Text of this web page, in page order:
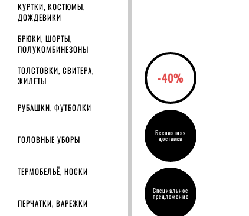
КУРТКИ, КОСТЮМЫ,
ДОЖДЕВИКИ
БРЮКИ, ШОРТЫ,
ПОЛУКОМБИНЕЗОНЫ
ТОЛСТОВКИ, СВИТЕРА,
ЖИЛЕТЫ
РУБАШКИ, ФУТБОЛКИ
ГОЛОВНЫЕ УБОРЫ
ТЕРМОБЕЛЬЁ, НОСКИ
ПЕРЧАТКИ, ВАРЕЖКИ
-40%
Бесплатная
доставка
Специальное
предложение